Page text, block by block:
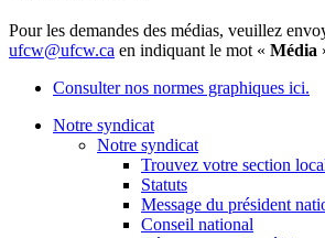
Pour les demandes des médias, veuillez
ufcw@ufcw.ca en indiquant le mot « Média
Consulter nos normes graphiques ici.
Notre syndicat
Notre syndicat
Trouvez votre section
Statuts
Message du président
Conseil national